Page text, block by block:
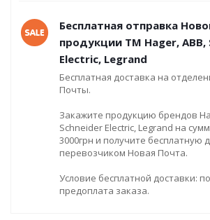
Бесплатная отправка
продукции ТМ Hager, ABB,
Electric, Legrand
Бесплатная доставка на
Почты.
Закажите продукцию брендов
Schneider Electric, Legrand на
3000грн и получите бесплатную
перевозчиком Новая Почта.
Условие бесплатной доставки:
предоплата заказа.